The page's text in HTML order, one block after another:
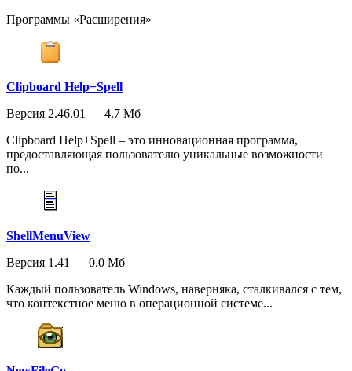
Программы «Расширения»
Clipboard Help+Spell
Версия 2.46.01 — 4.7 Мб
Clipboard Help+Spell – это инновационная программа,
предоставляющая пользователю уникальные возможности
по...
ShellMenuView
Версия 1.41 — 0.0 Мб
Каждый пользователь Windows, наверняка, сталкивался с тем,
что контекстное меню в операционной системе...